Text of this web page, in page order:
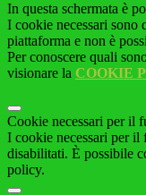
In questa schermata è
I cookie necessari sono
piattaforma e non è
Per conoscere quali
visionare la COOKIE
Cookie necessari per il
I cookie necessari per il
disabilitati. È possibile
policy.